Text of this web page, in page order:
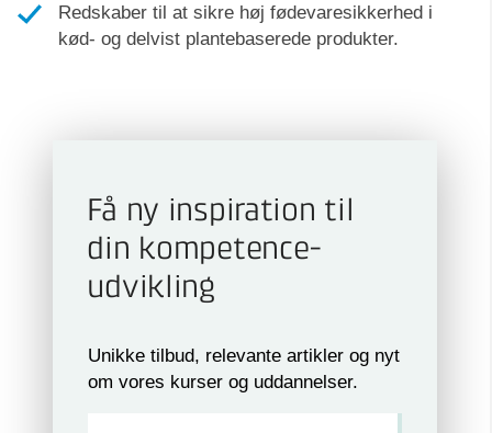
Redskaber til at sikre høj fødevaresikkerhed i
kød- og delvist plantebaserede produkter.
Få ny inspiration til
din kompetence­
udvikling
Unikke tilbud, relevante artikler og nyt
om vores kurser og uddannelser.